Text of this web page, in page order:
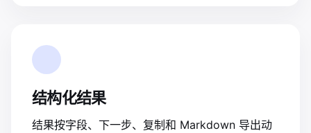
结构化结果
结果按字段、下一步、复制和 Markdown 导出动